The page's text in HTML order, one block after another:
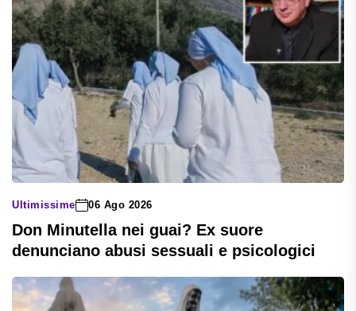
Ultimissime 06 Ago 2026
Don Minutella nei guai? Ex suore
denunciano abusi sessuali e psicologici